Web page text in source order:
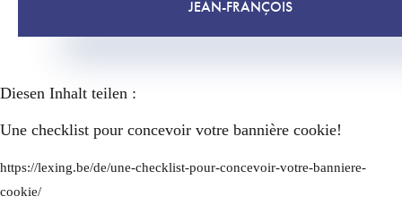
JEAN-FRANÇOIS
Diesen Inhalt teilen :
Une checklist pour concevoir votre bannière cookie!
https://lexing.be/de/une-checklist-pour-concevoir-votre-banniere-
cookie/